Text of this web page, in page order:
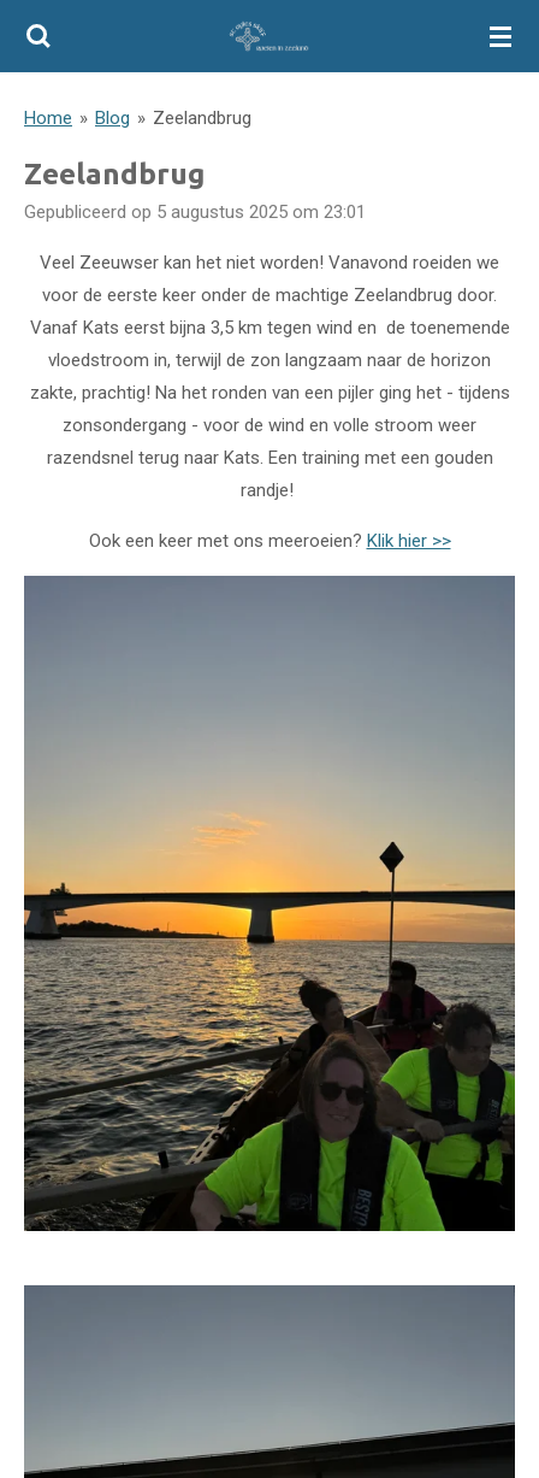
Ga
de
hoofdinhoud
Home » Blog » Zeelandbrug
Zeelandbrug
Gepubliceerd op 5 augustus 2025 om 23:01
Veel Zeeuwser kan het niet worden! Vanavond roeiden we
voor de eerste keer onder de machtige Zeelandbrug door.
Vanaf Kats eerst bijna 3,5 km tegen wind en de toenemende
vloedstroom in, terwijl de zon langzaam naar de horizon
zakte, prachtig! Na het ronden van een pijler ging het - tijdens
zonsondergang - voor de wind en volle stroom weer
razendsnel terug naar Kats. Een training met een gouden
randje!
Ook een keer met ons meeroeien? Klik hier >>